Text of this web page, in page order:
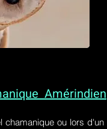
Amérindien
chamaniqueou lors d'un